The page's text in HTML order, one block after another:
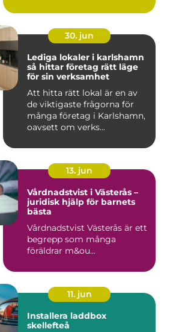
30. jun
Lediga lokaler i karlshamn
så hittar företag rätt läge
för sin verksamhet
Att hitta rätt lokal är en av
de viktigaste frågorna för
många företag i Karlshamn,
oavsett om verks...
13. jun
Vårdnadstvist i Västerås –
juridisk hjälp för barnets
bästa
Vårdnadstvist Västerås är ett
begrepp som många
föräldrar m&ou...
11. jun
Installera laddbox
skellefteå